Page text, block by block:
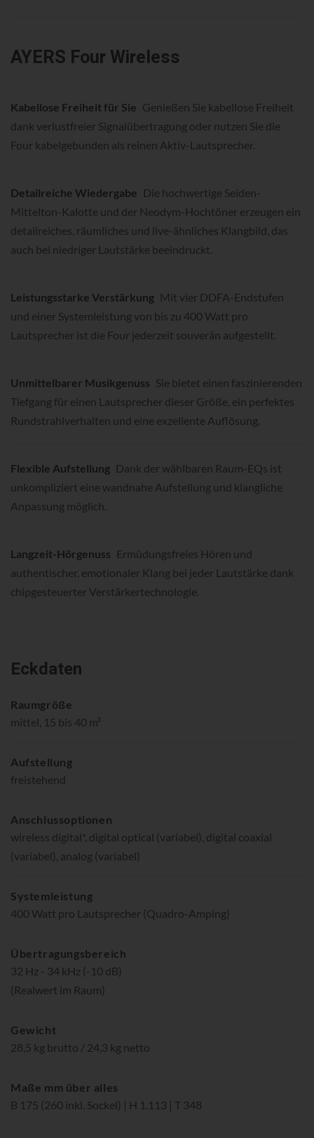
AYERS Four Wireless
Kabellose Freiheit für Sie Genießen Sie kabellose Freiheit
dank verlustfreier Signalübertragung oder nutzen Sie die
Four kabelgebunden als reinen Aktiv-Lautsprecher.
Detailreiche Wiedergabe Die hochwertige Seiden-
Mittelton-Kalotte und der Neodym-Hochtöner erzeugen ein
detailreiches, räumliches und live-ähnliches Klangbild, das
auch bei niedriger Lautstärke beeindruckt.
Leistungsstarke Verstärkung Mit vier DDFA-Endstufen
und einer Systemleistung von bis zu 400 Watt pro
Lautsprecher ist die Four jederzeit souverän aufgestellt.
Unmittelbarer Musikgenuss Sie bietet einen faszinierenden
Tiefgang für einen Lautsprecher dieser Größe, ein perfektes
Rundstrahlverhalten und eine exzellente Auflösung.
Flexible Aufstellung Dank der wählbaren Raum-EQs ist
unkompliziert eine wandnahe Aufstellung und klangliche
Anpassung möglich.
Langzeit-Hörgenuss Ermüdungsfreies Hören und
authentischer, emotionaler Klang bei jeder Lautstärke dank
chipgesteuerter Verstärkertechnologie.
Eckdaten
Raumgröße
mittel, 15 bis 40 m²
Aufstellung
freistehend
Anschlussoptionen
wireless digital*, digital optical (variabel), digital coaxial
(variabel), analog (variabel)
Systemleistung
400 Watt pro Lautsprecher (Quadro-Amping)
Übertragungsbereich
32 Hz - 34 kHz (-10 dB)
(Realwert im Raum)
Gewicht
28,5 kg brutto / 24,3 kg netto
Maße mm über alles
B 175 (260 inkl. Sockel) | H 1.113 | T 348